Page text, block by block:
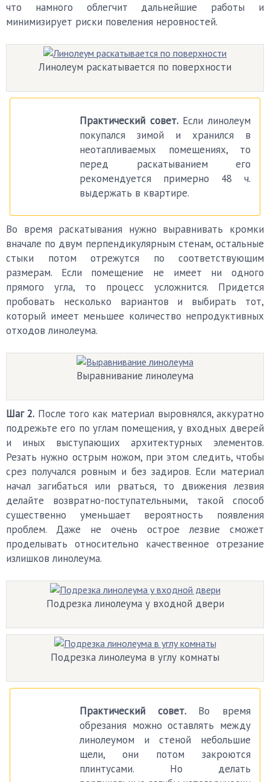
что намного облегчит дальнейшие работы и
минимизирует риски повеления неровностей.
Линолеум раскатывается по поверхности
Практический совет.Если линолеум
покупался зимой и хранился в
неотапливаемых помещениях, то
перед раскатыванием его
рекомендуется примерно 48 ч.
выдержать в квартире.
Во время раскатывания нужно выравнивать кромки
вначале по двум перпендикулярным стенам, остальные
стыки потом отрежутся по соответствующим
размерам. Если помещение не имеет ни одного
прямого угла, то процесс усложнится. Придется
пробовать несколько вариантов и выбирать тот,
который имеет меньшее количество непродуктивных
отходов линолеума.
Выравнивание линолеума
Шаг 2. После того как материал выровнялся, аккуратно
подрежьте его по углам помещения, у входных дверей
и иных выступающих архитектурных элементов.
Резать нужно острым ножом, при этом следить, чтобы
срез получался ровным и без задиров. Если материал
начал загибаться или рваться, то движения лезвия
делайте возвратно-поступательными, такой способ
существенно уменьшает вероятность появления
проблем. Даже не очень острое лезвие сможет
проделывать относительно качественное отрезание
излишков линолеума.
Подрезка линолеума у входной двери
Подрезка линолеума в углу комнаты
Практический совет.Во время
обрезания можно оставлять между
линолеумом и стеной небольшие
щели, они потом закроются
плинтусами. Но делать